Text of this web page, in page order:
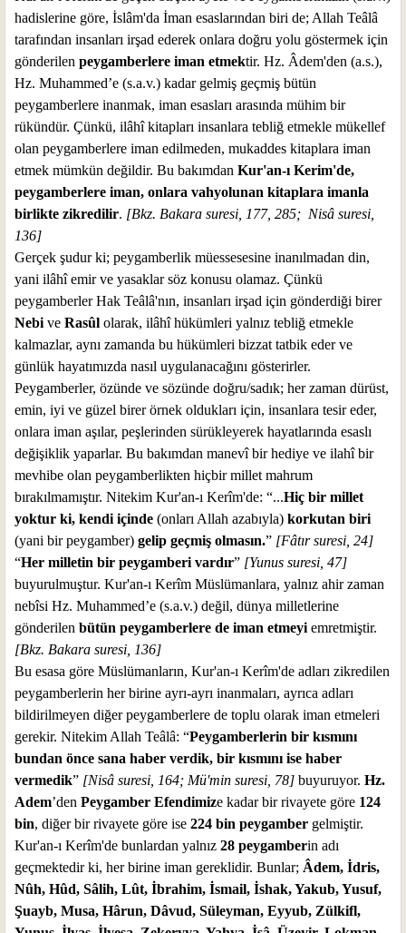
hadislerine göre, İslâm'da İman esaslarından biri de; Allah Teâlâ
tarafından insanları irşad ederek onlara doğru yolu göstermek için
gönderilen peygamberlere iman etmektir. Hz. Âdem'den (a.s.),
Hz. Muhammed’e (s.a.v.) kadar gelmiş geçmiş bütün
peygamberlere inanmak, iman esasları arasında mühim bir
rükündür. Çünkü, ilâhî kitapları insanlara tebliğ etmekle mükellef
olan peygamberlere iman edilmeden, mukaddes kitaplara iman
etmek mümkün değildir. Bu bakımdan Kur'an-ı Kerim'de,
peygamberlere iman, onlara vahyolunan kitaplara imanla
birlikte zikredilir. [Bkz. Bakara suresi, 177, 285; Nisâ suresi,
136]
Gerçek şudur ki; peygamberlik müessesesine inanılmadan din,
yani ilâhî emir ve yasaklar söz konusu olamaz. Çünkü
peygamberler Hak Teâlâ'nın, insanları irşad için gönderdiği birer
Nebi ve Rasûl olarak, ilâhî hükümleri yalnız tebliğ etmekle
kalmazlar, aynı zamanda bu hükümleri bizzat tatbik eder ve
günlük hayatımızda nasıl uygulanacağını gösterirler.
Peygamberler, özünde ve sözünde doğru/sadık; her zaman dürüst,
emin, iyi ve güzel birer örnek oldukları için, insanlara tesir eder,
onlara iman aşılar, peşlerinden sürükleyerek hayatlarında esaslı
değişiklik yaparlar. Bu bakımdan manevî bir hediye ve ilahî bir
mevhibe olan peygamberlikten hiçbir millet mahrum
bırakılmamıştır. Nitekim Kur'an-ı Kerîm'de: “...Hiç bir millet
yoktur ki, kendi içinde (onları Allah azabıyla) korkutan biri
(yani bir peygamber) gelip geçmiş olmasın.” [Fâtır suresi, 24]
“Her milletin bir peygamberi vardır” [Yunus suresi, 47]
buyurulmuştur. Kur'an-ı Kerîm Müslümanlara, yalnız ahir zaman
nebîsi Hz. Muhammed’e (s.a.v.) değil, dünya milletlerine
gönderilen bütün peygamberlere de iman etmeyi emretmiştir.
[Bkz. Bakara suresi, 136]
Bu esasa göre Müslümanların, Kur'an-ı Kerîm'de adları zikredilen
peygamberlerin her birine ayrı-ayrı inanmaları, ayrıca adları
bildirilmeyen diğer peygamberlere de toplu olarak iman etmeleri
gerekir. Nitekim Allah Teâlâ: “Peygamberlerin bir kısmını
bundan önce sana haber verdik, bir kısmını ise haber
vermedik” [Nisâ suresi, 164; Mü'min suresi, 78] buyuruyor. Hz.
Adem’den Peygamber Efendimize kadar bir rivayete göre 124
bin, diğer bir rivayete göre ise 224 bin peygamber gelmiştir.
Kur'an-ı Kerîm'de bunlardan yalnız 28 peygamberin adı
geçmektedir ki, her birine iman gereklidir. Bunlar; Âdem, İdris,
Nûh, Hûd, Sâlih, Lût, İbrahim, İsmail, İshak, Yakub, Yusuf,
Şuayb, Musa, Hârun, Dâvud, Süleyman, Eyyub, Zülkifl,